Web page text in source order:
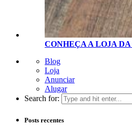
CONHEÇA A LOJA DA
Blog
Loja
Anunciar
Alugar
Search for:
Posts recentes